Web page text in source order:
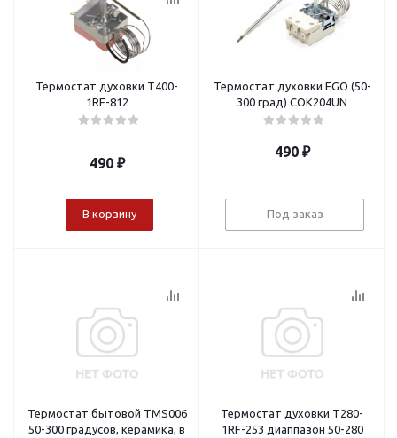
Термостат духовки T400-
1RF-812
490₽
В корзину
Термостат духовки EGO (50-
300 град) СОК204UN
490₽
Под заказ
Термостат бытовой TMS006
50-300 градусов, керамика, в
Термостат духовки T280-
1RF-253 диаппазон 50-280